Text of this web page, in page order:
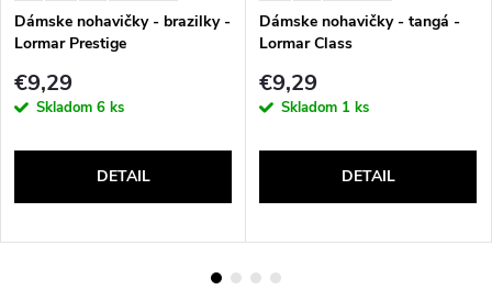
Dámske nohavičky - brazilky -
Lormar Prestige
€9,29
Skladom 6 ks
DETAIL
Dámske nohavičky - tangá -
Lormar Class
€9,29
Skladom 1 ks
DETAIL